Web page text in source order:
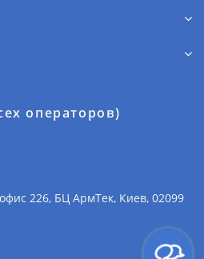
операторов)
226, БЦ АрмТек, Киев, 02099